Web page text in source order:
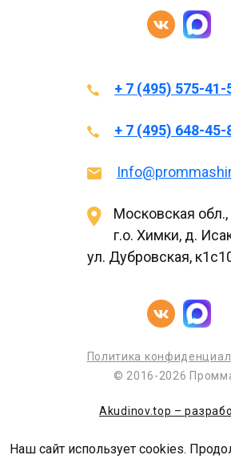
+ 7 (495) 575-41-
+ 7 (495) 648-45-
Московская обл.,
г.о. Химки, д.
ул. Дубровская,
Политика
© 2016-2026
Akudinov.top –
Наш сайт использует cookies.